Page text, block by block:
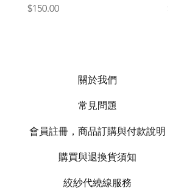
價格
$150.00
價格
關於我們
常見問題
會員註冊，商品訂購與付款說明
購買與退換貨須知
絞紗代繞線服務